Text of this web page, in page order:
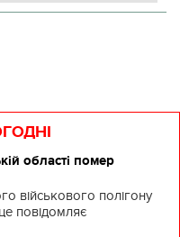
області помер
військового полігону
повідомляє